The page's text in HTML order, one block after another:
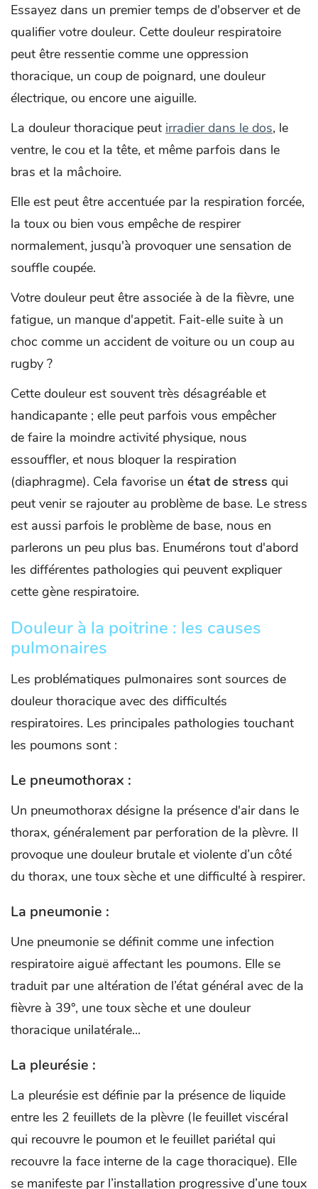
Essayez dans un premier temps de d'observer et de
qualifier votre douleur. Cette douleur respiratoire
peut être ressentie comme une oppression
thoracique, un coup de poignard, une douleur
électrique, ou encore une aiguille.
La douleur thoracique peut irradier dans le dos, le
ventre, le cou et la tête, et même parfois dans le
bras et la mâchoire.
Elle est peut être accentuée par la respiration forcée,
la toux ou bien vous empêche de respirer
normalement, jusqu'à provoquer une sensation de
souffle coupée.
Votre douleur peut être associée à de la fièvre, une
fatigue, un manque d'appetit. Fait-elle suite à un
choc comme un accident de voiture ou un coup au
rugby ?
Cette douleur est souvent très désagréable et
handicapante ; elle peut parfois vous empêcher
de faire la moindre activité physique, nous
essouffler, et nous bloquer la respiration
(diaphragme). Cela favorise un état de stress qui
peut venir se rajouter au problème de base. Le stress
est aussi parfois le problème de base, nous en
parlerons un peu plus bas. Enumérons tout d'abord
les différentes pathologies qui peuvent expliquer
cette gène respiratoire.
Douleur à la poitrine : les causes
pulmonaires
Les problématiques pulmonaires sont sources de
douleur thoracique avec des difficultés
respiratoires. Les principales pathologies touchant
les poumons sont :
Le pneumothorax :
Un pneumothorax désigne la présence d'air dans le
thorax, généralement par perforation de la plèvre. Il
provoque une douleur brutale et violente d’un côté
du thorax, une toux sèche et une difficulté à respirer.
La pneumonie :
Une pneumonie se définit comme une infection
respiratoire aiguë affectant les poumons. Elle se
traduit par une altération de l’état général avec de la
fièvre à 39°, une toux sèche et une douleur
thoracique unilatérale...
La pleurésie :
La pleurésie est définie par la présence de liquide
entre les 2 feuillets de la plèvre (le feuillet viscéral
qui recouvre le poumon et le feuillet pariétal qui
recouvre la face interne de la cage thoracique). Elle
se manifeste par l’installation progressive d’une toux